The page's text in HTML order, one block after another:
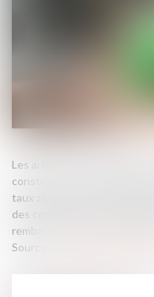
Source :
Les articles L. 31-10-6, L 31-
construction et de
taux zéro en cas de mise
des conditions dont la
remboursement du capital